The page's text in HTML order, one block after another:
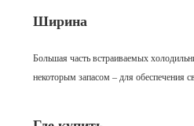
Ширина
Большая часть встраиваемых
некоторым запасом – для обеспечения